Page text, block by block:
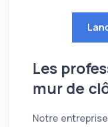
Les
mur de
Notre